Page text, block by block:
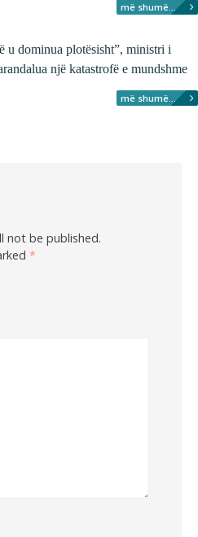
më shumë...
u dominua plotësisht”, ministri i
një katastrofë e mundshme
më shumë...
not be published.
*